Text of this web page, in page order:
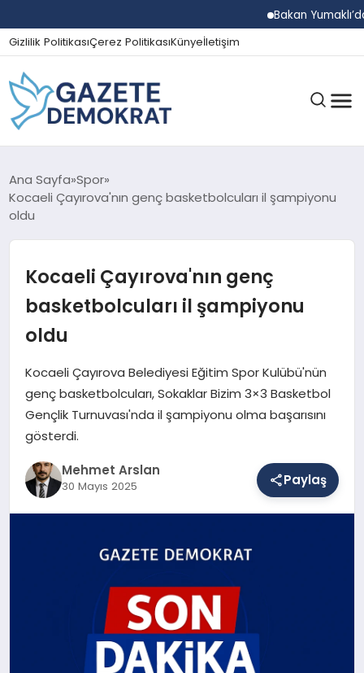
Bakan Yumaklı’dan
Gizlilik PolitikasıÇerez PolitikasıKünyeİletişim
GÜNDEM
EKONOMI
SPOR
SAĞLIK
EĞITIM
Ana Sayfa Spor
Kocaeli Çayırova'nın genç basketbolcuları il şampiyonu
oldu
Kocaeli Çayırova'nın genç
basketbolcuları il şampiyonu
oldu
Kocaeli Çayırova Belediyesi Eğitim Spor Kulübü'nün
genç basketbolcuları, Sokaklar Bizim 3×3 Basketbol
Gençlik Turnuvası'nda il şampiyonu olma başarısını
gösterdi.
Mehmet Arslan
30 Mayıs 2025 Paylaş